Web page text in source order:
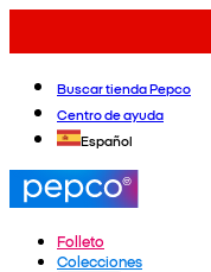
Buscar tienda Pepco
Centro de ayuda
Español
Folleto
Colecciones